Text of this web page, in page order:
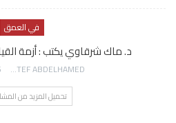
في العمق
د. ماك شرقاوي يكتب : أزمة
AWATEF ABDELHAMED
تحميل المزيد من